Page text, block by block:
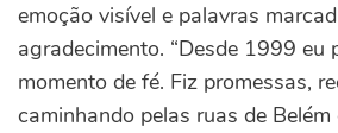
emoção visível e palavras
agradecimento. “Desde 1999 eu
momento de fé. Fiz promessas,
caminhando pelas ruas de